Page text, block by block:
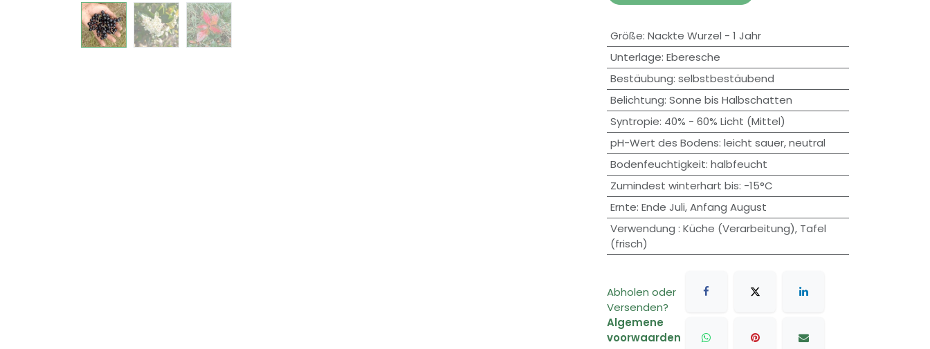
Größe: Nackte Wurzel - 1 Jahr
Unterlage: Eberesche
Bestäubung: selbstbestäubend
Belichtung: Sonne bis Halbschatten
Syntropie: 40% - 60% Licht (Mittel)
pH-Wert des Bodens: leicht sauer,neutral
Bodenfeuchtigkeit: halbfeucht
Zumindest winterhart bis: -15°C
Ernte: Ende Juli,Anfang August
Verwendung : Küche (Verarbeitung), Tafel
(frisch)
Abholen oder
Versenden?
Algemene
voorwaarden